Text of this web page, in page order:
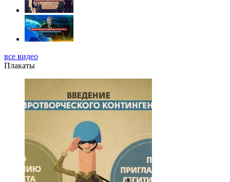
все видео
Плакаты